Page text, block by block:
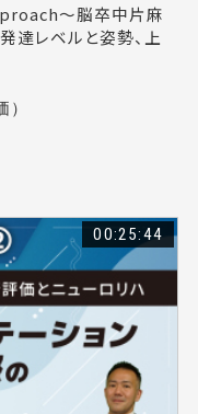
～脳卒中片麻
達レベルと姿勢、上
）
00:25:44